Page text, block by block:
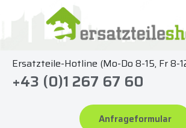
springen
Ersatzteile-Hotline (Mo-Do 8-15, Fr 8-
+43 (0)1 267 67 60
Anfrageformular